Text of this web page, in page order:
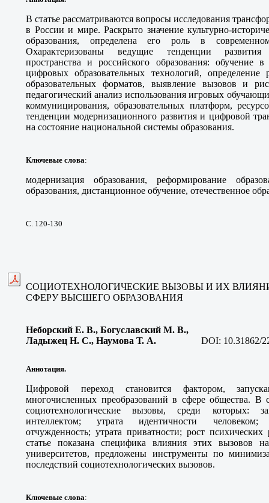
В статье рассматриваются вопросы исследования
в России и мире. Раскрыто значение культурно-
образования, определена его роль в
Охарактеризованы ведущие тенденции развития
пространства и российского образования: обучение
цифровых образовательных технологий,
образовательных форматов, выявление вызовов и
педагогический анализ использования игровых
коммуницирования, образовательных платформ,
тенденции модернизационного развития и цифровой
на состояние национальной системы образования.
Ключевые слова:
модернизация образования, реформирование
образования, дистанционное обучение, отечественное
С. 120-130
СОЦИОТЕХНОЛОГИЧЕСКИЕ ВЫЗОВЫ И ИХ
СФЕРУ ВЫСШЕГО ОБРАЗОВАНИЯ
Неборский Е. В., Богуславский М. В.,
Ладыжец Н. С., Наумова Т. А. DOI: 10.31862/
Аннотация.
Цифровой переход становится фактором,
многочисленных преобразований в сфере общества. В
социотехнологические вызовы, среди которых:
интеллектом; утрата идентичности человеком;
отчужденность; утрата приватности; рост психических
статье показана специфика влияния этих вызовов
университетов, предложены инструменты по
последствий социотехнологических вызовов.
Ключевые слова: